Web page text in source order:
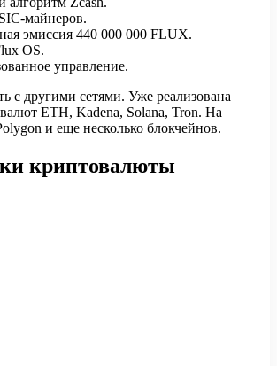
майнеров.
эмиссия 440 000 000 FLUX.
OS.
управление.
с другими сетями. Уже реализована
ETH, Kadena, Solana, Tron. На
и еще несколько блокчейнов.
криптовалюты